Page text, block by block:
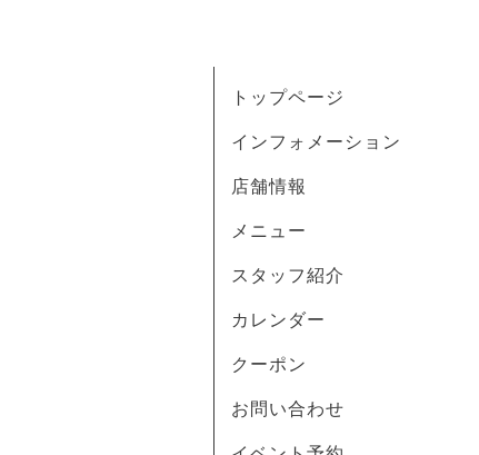
トップページ
インフォメーション
店舗情報
メニュー
スタッフ紹介
カレンダー
クーポン
お問い合わせ